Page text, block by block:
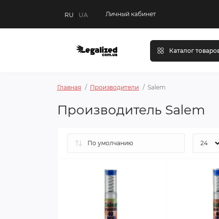
UA
RU Личный кабинет
Каталог
Главная Производители Salem
Производитель Salem